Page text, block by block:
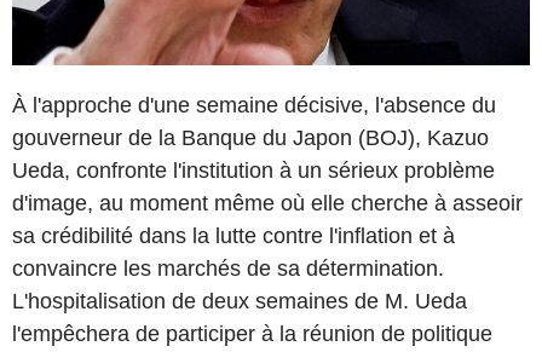
À l'approche d'une semaine décisive, l'absence du
gouverneur de la Banque du Japon (BOJ), Kazuo
Ueda, confronte l'institution à un sérieux problème
d'image, au moment même où elle cherche à asseoir
sa crédibilité dans la lutte contre l'inflation et à
convaincre les marchés de sa détermination.
L'hospitalisation de deux semaines de M. Ueda
l'empêchera de participer à la réunion de politique